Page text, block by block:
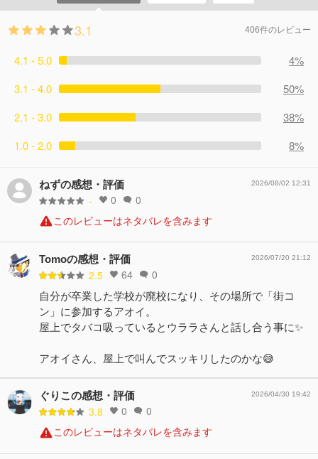
3.1 406件のレビュー
4.1 - 5.0
4%
3.1 - 4.0
50%
2.1 - 3.0
38%
1.0 - 2.0
8%
ねずの感想・評価
- 0 0
2026/08/02 12:31
このレビューはネタバレを含みます
Tomoの感想・評価
2.5 64 0
2026/07/20 21:12
自分が卒業した学校が廃校になり、その場所で「街コ
ン」に参加するアオイ。
屋上でタバコ吸っているとウララさんと話し合う事に✨
アオイさん、屋上で叫んでスッキリしたのかな😅
ぐりこの感想・評価
3.8 0 0
2026/04/30 19:42
このレビューはネタバレを含みます